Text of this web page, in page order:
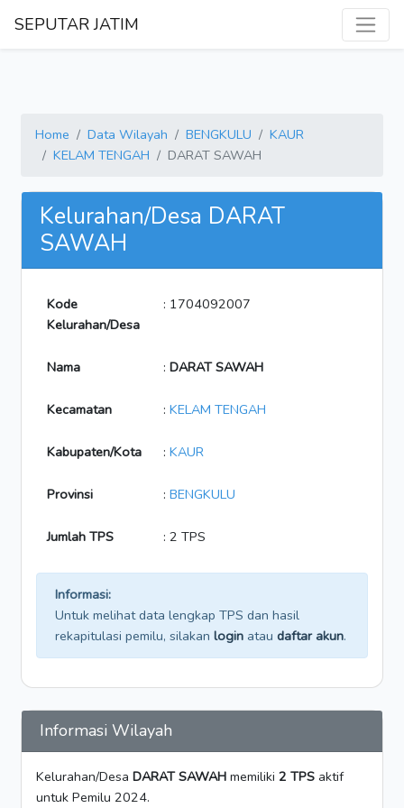
SEPUTAR JATIM
Home Data Wilayah BENGKULU
KAUR
KELAM TENGAH
DARAT SAWAH
Kelurahan/Desa DARAT
SAWAH
Kode
Kelurahan/Desa
: 1704092007
Nama : DARAT SAWAH
Kecamatan : KELAM TENGAH
Kabupaten/Kota : KAUR
Provinsi : BENGKULU
Jumlah TPS : 2 TPS
Informasi:
Untuk melihat data lengkap TPS dan hasil
rekapitulasi pemilu, silakan login atau daftar akun.
Informasi Wilayah
Kelurahan/Desa DARAT SAWAH memiliki 2 TPS aktif
untuk Pemilu 2024.